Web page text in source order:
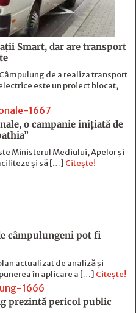
Smart, dar are transport
de a realiza transport
este un proiect blocat,
o campanie inițiată de
Ministerul Mediului, Apelor și
și să […] Citește!
câmpulungeni pot fi
actualizat de analiză și
în aplicare a […] Citește!
prezintă pericol public